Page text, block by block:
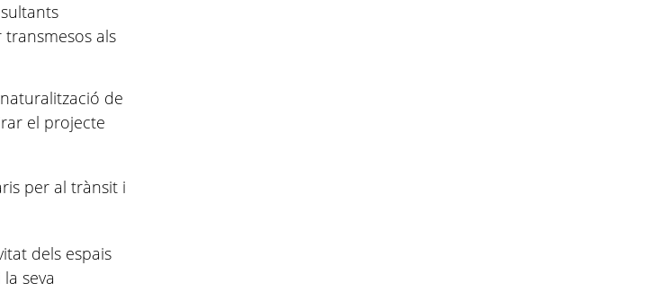
als
de
el projecte
per al trànsit i
dels espais
seva